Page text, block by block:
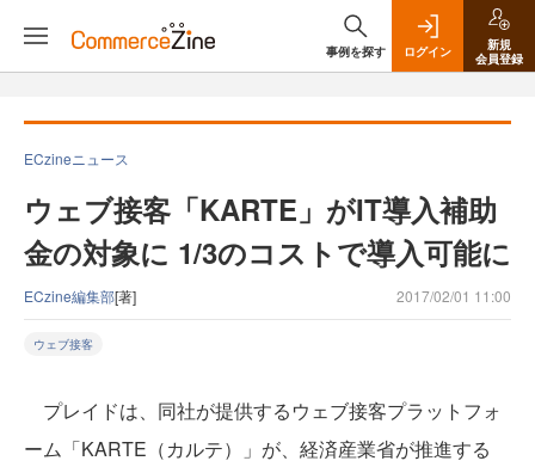
事例を探す ログイン
新規
会員登録
ECzineニュース
ウェブ接客「KARTE」がIT導入補助
金の対象に 1/3のコストで導入可能に
ECzine編集部[著] 2017/02/01 11:00
ウェブ接客
プレイドは、同社が提供するウェブ接客プラットフォ
ーム「KARTE（カルテ）」が、経済産業省が推進する